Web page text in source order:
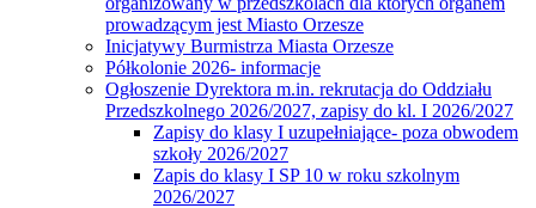
prowadzącym jest Miasto Orzesze
Inicjatywy Burmistrza Miasta Orzesze
Półkolonie 2026- informacje
Ogłoszenie Dyrektora m.in. rekrutacja do Oddziału
Przedszkolnego 2026/2027, zapisy do kl. I 2026/2027
Zapisy do klasy I uzupełniające- poza obwodem
szkoły 2026/2027
Zapis do klasy I SP 10 w roku szkolnym
2026/2027